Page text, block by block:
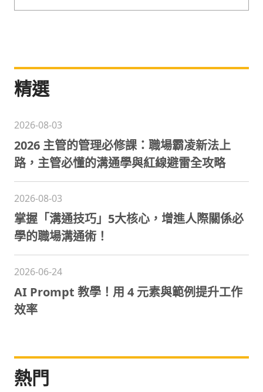
精選
2026-08-03
2026 主管的管理必修課：職場霸凌新法上
路，主管必懂的溝通學與紅線避雷全攻略
2026-08-03
掌握「溝通技巧」5大核心，增進人際關係必
學的職場溝通術！
2026-06-24
AI Prompt 教學！用 4 元素與範例提升工作
效率
熱門